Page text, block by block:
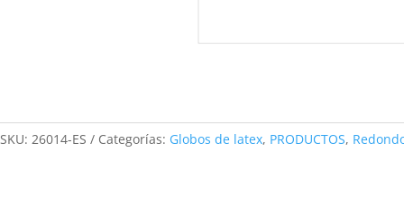
SKU: 26014-ES Categorías: Globos de latex, PRODUCTOS,